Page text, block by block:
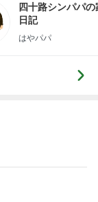
四十路シンパパの
日記
はやパパ